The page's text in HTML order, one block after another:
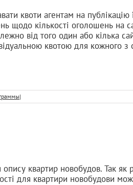
квоти агентам на
щодо кількості оголошень на
від того один або кілька
квотою для кожного з
|
квартир новобудов. Так як
для квартири новобудови